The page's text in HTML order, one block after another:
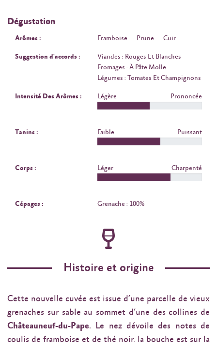
Dégustation
Arômes : Framboise Prune Cuir
Suggestion d'accords :
Viandes : Rouges Et Blanches
Fromages : À Pâte Molle
Légumes : Tomates Et Champignons
Intensité Des Arômes : Légère Prononcée
Tanins : Faible Puissant
Corps : Léger Charpenté
Cépages : Grenache : 100%
Histoire et origine
Cette nouvelle cuvée est issue d’une parcelle de vieux
grenaches sur sable au sommet d’une des collines de
Châteauneuf-du-Pape. Le nez dévoile des notes de
coulis de framboise et de thé noir, la bouche est sur la